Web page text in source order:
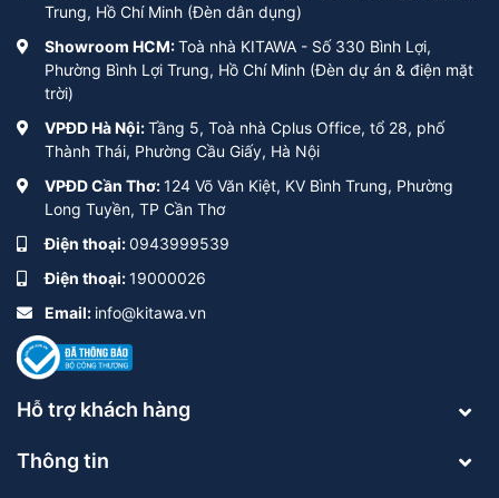
Trung, Hồ Chí Minh (Đèn dân dụng)
Showroom HCM:Toà nhà KITAWA - Số 330 Bình Lợi,
Phường Bình Lợi Trung, Hồ Chí Minh (Đèn dự án & điện mặt
trời)
VPĐD Hà Nội:Tầng 5, Toà nhà Cplus Office, tổ 28, phố
Thành Thái, Phường Cầu Giấy, Hà Nội
VPĐD Cần Thơ:124 Võ Văn Kiệt, KV Bình Trung, Phường
Long Tuyền, TP Cần Thơ
Điện thoại:0943999539
Điện thoại:19000026
Email: info@kitawa.vn
Hỗ trợ khách hàng
Thông tin